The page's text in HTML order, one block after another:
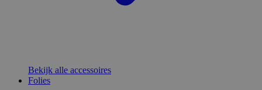
Bekijk alle accessoires
Folies